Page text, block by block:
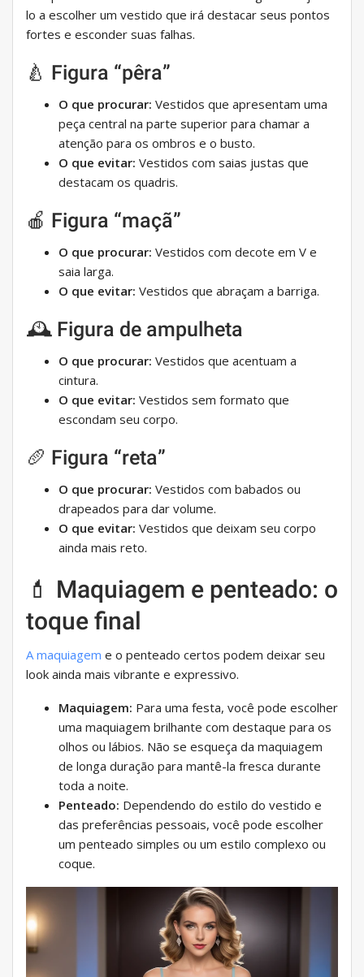
lo a escolher um vestido que irá destacar seus pontos
fortes e esconder suas falhas.
🍐 Figura “pêra”
O que procurar: Vestidos que apresentam uma
peça central na parte superior para chamar a
atenção para os ombros e o busto.
O que evitar: Vestidos com saias justas que
destacam os quadris.
🍎 Figura “maçã”
O que procurar: Vestidos com decote em V e
saia larga.
O que evitar: Vestidos que abraçam a barriga.
🕰 Figura de ampulheta
O que procurar: Vestidos que acentuam a
cintura.
O que evitar: Vestidos sem formato que
escondam seu corpo.
🥖 Figura “reta”
O que procurar: Vestidos com babados ou
drapeados para dar volume.
O que evitar: Vestidos que deixam seu corpo
ainda mais reto.
💄 Maquiagem e penteado: o
toque final
A maquiagem e o penteado certos podem deixar seu
look ainda mais vibrante e expressivo.
Maquiagem: Para uma festa, você pode escolher
uma maquiagem brilhante com destaque para os
olhos ou lábios. Não se esqueça da maquiagem
de longa duração para mantê-la fresca durante
toda a noite.
Penteado: Dependendo do estilo do vestido e
das preferências pessoais, você pode escolher
um penteado simples ou um estilo complexo ou
coque.